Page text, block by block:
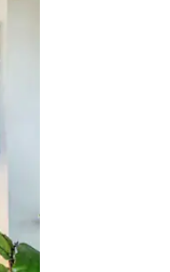
oder Wischgesten.